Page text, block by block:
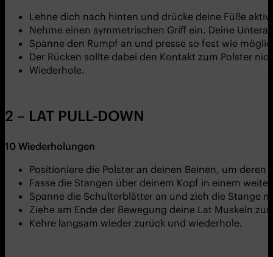
Lehne dich nach hinten und drücke deine Füße
Nehme einen symmetrischen Griff ein. Deine
Spanne den Rumpf an und presse so fest wie
Der Rücken sollte dabei den Kontakt zum Polster
Wiederhole.
2 – LAT PULL-DOWN
10 Wiederholungen
Positioniere die Polster an deinen Beinen, um deren
Fasse die Stangen über deinem Kopf in einem
Spanne die Schulterblätter an und zieh die Stange
Ziehe am Ende der Bewegung deine Lat Muskeln
Kehre langsam wieder zurück und wiederhole.